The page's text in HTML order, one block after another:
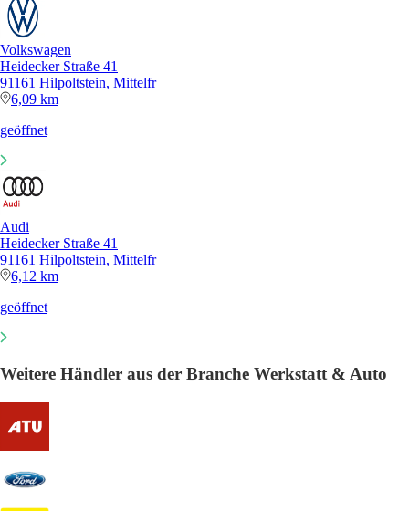
Volkswagen
Heidecker Straße 41
91161 Hilpoltstein, Mittelfr
6,09 km
geöffnet
Audi
Heidecker Straße 41
91161 Hilpoltstein, Mittelfr
6,12 km
geöffnet
Weitere Händler aus der Branche Werkstatt & Auto